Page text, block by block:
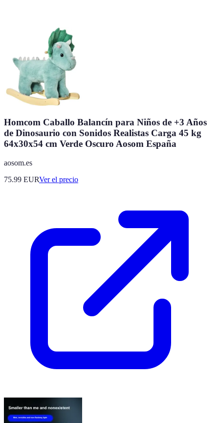
Homcom Caballo Balancín para Niños de +3 Años
de Dinosaurio con Sonidos Realistas Carga 45 kg
64x30x54 cm Verde Oscuro Aosom España
aosom.es
75.99 EURVer el precio